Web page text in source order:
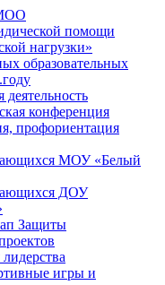
помощи
нагрузки»
образовательных
конференция
профориентация
МОУ «Белый
ДОУ
Защиты
игры и